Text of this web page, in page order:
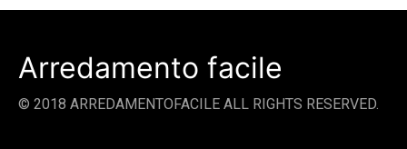
Arredamento facile
© 2018 ARREDAMENTOFACILE ALL RIGHTS RESERVED.